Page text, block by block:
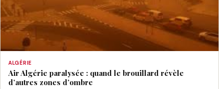
ALGÉRIE
Air Algérie paralysée : quand le brouillard révèle
d’autres zones d’ombre